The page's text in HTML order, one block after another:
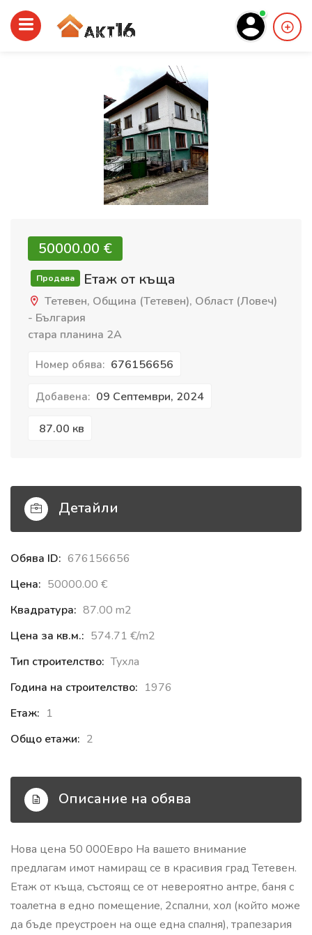
50000.00 €‎
Продава Етаж от къща
Тетевен, Община (Тетевен), Област (Ловеч)
- България
стара планина 2А
Номер обява: 676156656
Добавена: 09 Септември, 2024
87.00 кв
Детайли
Обява ID: 676156656
Цена: 50000.00 €‎
Квадратура: 87.00 m2
Цена за кв.м.: 574.71 €‎/m2
Тип строителство: Тухла
Година на строителство: 1976
Етаж: 1
Общо етажи: 2
Описание на обява
Нова цена 50 000Евро На вашето внимание
предлагам имот намиращ се в красивия град Тетевен.
Етаж от къща, състоящ се от невероятно антре, баня с
тоалетна в едно помещение, 2спални, хол (който може
да бъде преустроен на още една спалня), трапезария